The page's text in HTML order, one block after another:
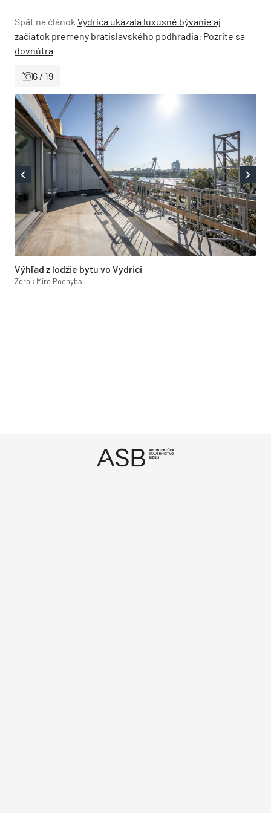
Späť na článok Vydrica ukázala luxusné bývanie aj
začiatok premeny bratislavského podhradia: Pozrite sa
dovnútra
6 / 19
Výhľad z lodžie bytu vo Vydrici
Zdroj: Miro Pochyba